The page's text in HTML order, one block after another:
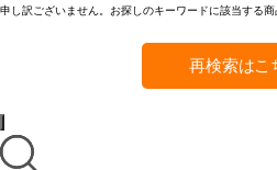
申し訳ございません。お探しのキーワードに該当する商
再検索はこ